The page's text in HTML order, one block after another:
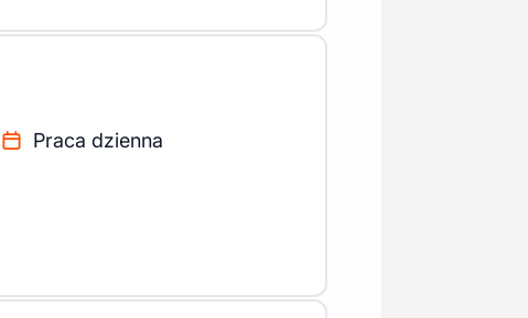
Praca dzienna